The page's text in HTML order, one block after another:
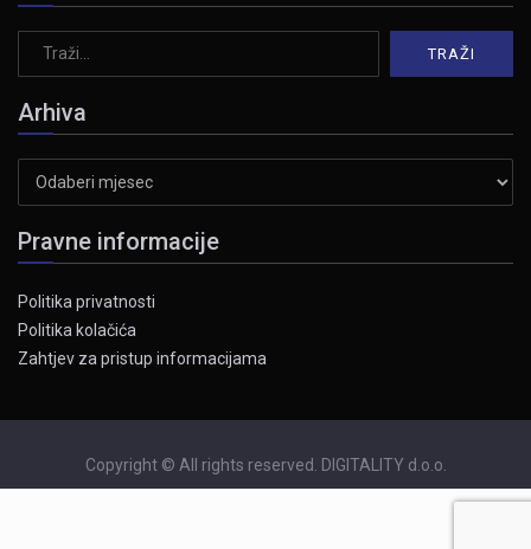
Arhiva
Pravne informacije
Politika privatnosti
Politika kolačića
Zahtjev za pristup informacijama
Copyright © All rights reserved. DIGITALITY d.o.o.